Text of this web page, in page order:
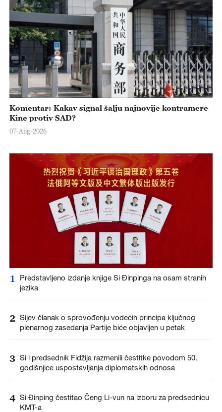
Komentar: Kakav signal šalju najnovije kontramere
Kine protiv SAD?
07-Aug-2026
1
Predstavljeno izdanje knjige Si Đinpinga na osam stranih
jezika
2 Sijev članak o sprovođenju vodećih principa ključnog
plenarnog zasedanja Partije biće objavljen u petak
3 Si i predsednik Fidžija razmenili čestitke povodom 50.
godišnjice uspostavljanja diplomatskih odnosa
4 Si Đinping čestitao Čeng Li-vun na izboru za predsednicu
KMT-a